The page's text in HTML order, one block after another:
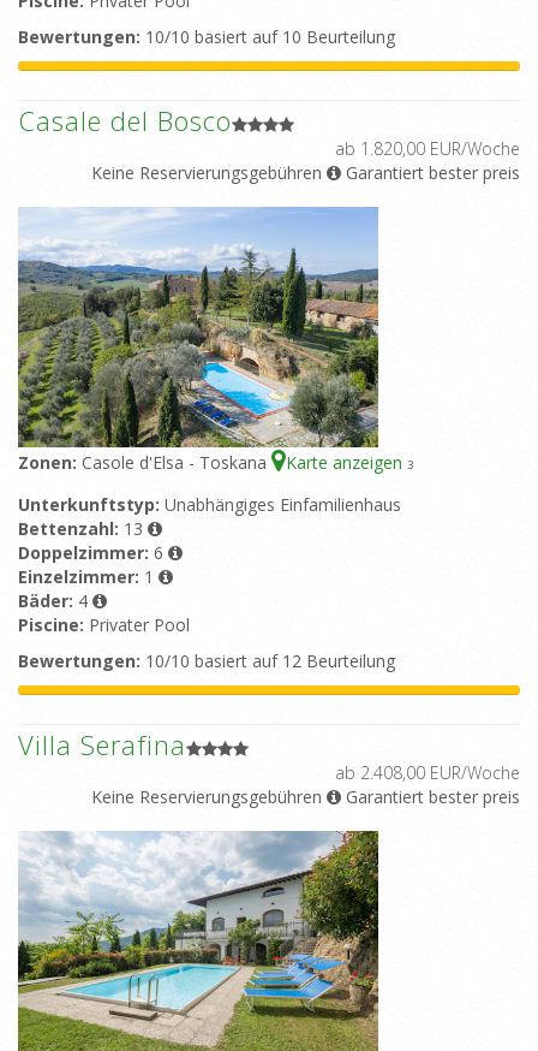
Bewertungen: 10/10 basiert auf 10 Beurteilung
Casale del Bosco
ab 1.820,00 EUR/Woche
Keine Reservierungsgebühren
Garantiert bester preis
Zonen: Casole d'Elsa - Toskana Karte anzeigen 3
Unterkunftstyp: Unabhängiges Einfamilienhaus
Bettenzahl: 13
Doppelzimmer: 6
Einzelzimmer: 1
Bäder: 4
Piscine: Privater Pool
Bewertungen: 10/10 basiert auf 12 Beurteilung
Villa Serafina
ab 2.408,00 EUR/Woche
Keine Reservierungsgebühren
Garantiert bester preis